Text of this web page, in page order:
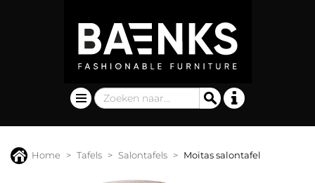
Home Tafels Salontafels Moitas salontafel